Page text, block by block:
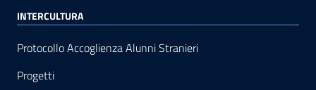
INTERCULTURA
Protocollo Accoglienza Alunni Stranieri
Progetti